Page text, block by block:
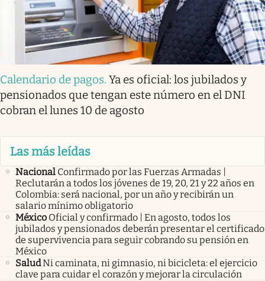
Calendario de pagos. Ya es oficial: los jubilados y
pensionados que tengan este número en el DNI
cobran el lunes 10 de agosto
Las más leídas
Nacional Confirmado por las Fuerzas Armadas |
Reclutarán a todos los jóvenes de 19, 20, 21 y 22 años en
Colombia: será nacional, por un año y recibirán un
salario mínimo obligatorio
México Oficial y confirmado | En agosto, todos los
jubilados y pensionados deberán presentar el certificado
de supervivencia para seguir cobrando su pensión en
México
SaludNi caminata, ni gimnasio, ni bicicleta: el ejercicio
clave para cuidar el corazón y mejorar la circulación